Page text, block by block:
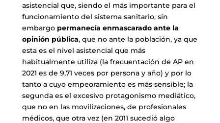
asistencial que, siendo el más importante para el
funcionamiento del sistema sanitario, sin
embargo permanecía enmascarado ante la
opinión pública, que no ante la población, ya que
esta es el nivel asistencial que más
habitualmente utiliza (la frecuentación de AP en
2021 es de 9,71 veces por persona y año) y por lo
tanto a cuyo empeoramiento es más sensible; la
segunda es el excesivo protagonismo mediático,
que no en las movilizaciones, de profesionales
médicos, que otra vez (en 2011 sucedió algo